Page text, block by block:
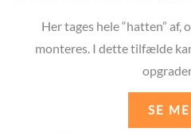
Her tages hele “hatten”
monteres. I dette tilfælde
SE